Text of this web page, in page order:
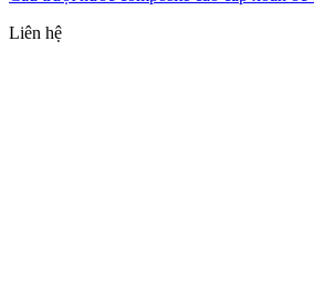
Liên hệ